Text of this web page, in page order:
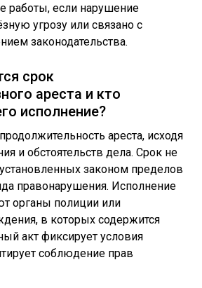
работы, если нарушение
угрозу или связано с
законодательства.
срок
ареста и кто
исполнение?
ареста, исходя
и обстоятельств дела. Срок не
законом пределов
правонарушения. Исполнение
органы полиции или
в которых содержится
акт фиксирует условия
соблюдение прав